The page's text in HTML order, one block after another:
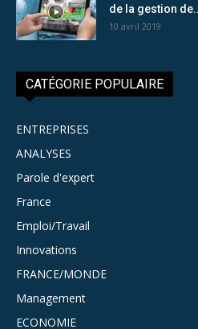
de la gestion
10 avril 2019
CATÉGORIE POPULAIRE
ENTREPRISES
ANALYSES
Parole d'expert
France
Emploi/Travail
Innovations
FRANCE/MONDE
Management
ECONOMIE